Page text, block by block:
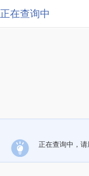
正在查询中
正在查询中，